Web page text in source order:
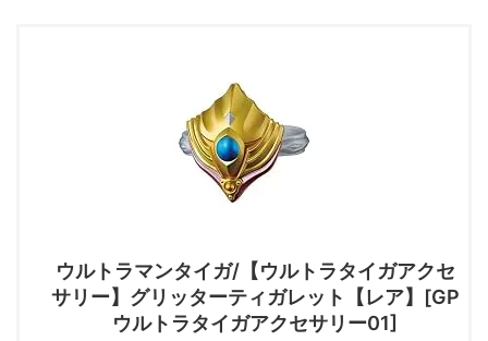
ウルトラマンタイガ/【ウルトラタイガアクセ
サリー】グリッターティガレット【レア】[GP
ウルトラタイガアクセサリー01]